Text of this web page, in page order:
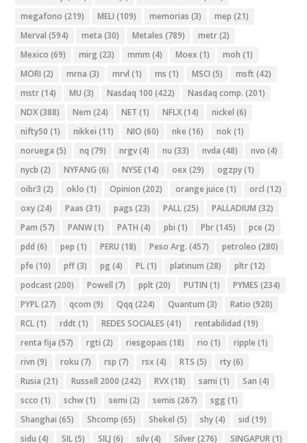
megafono (219) MELI (109) memorias (3) mep (21)
Merval (594) meta (30) Metales (789) metr(2)
Mexico (69) mirg (23) mmm (4) Moex (1) moh (1)
MORI (2) mrna (3) mrvl (1) ms (1) MSCI (5) msft (42)
mstr(14) MU (3) Nasdaq 100 (422) Nasdaq comp. (201)
NDX(388) Nem (24) NET (1) NFLX(14) nickel (6)
nifty50 (1) nikkei (11) NIO (60) nke (16) nok(1)
noruega (5) nq (79) nrgv(4) nu (33) nvda (48) nvo (4)
nycb (2) NYFANG (6) NYSE(14) oex (29) ogzpy(1)
oibr3 (2) oklo (1) Opinion (202) orange juice (1) orcl (12)
oxy(24) Paas (31) pags (23) PALL(25) PALLADIUM (32)
Pam (57) PANW(1) PATH (4) pbi (1) Pbr(145) pce (2)
pdd (6) pep (1) PERU (18) Peso Arg. (457) petroleo (280)
pfe (10) pff(3) pg (4) PL(1) platinum (28) pltr(12)
podcast (200) Powell (7) pplt (20) PUTIN (1) PYMES (234)
PYPL(27) qcom (9) Qqq (224) Quantum (3) Ratio (920)
RCL(1) rddt (1) REDES SOCIALES (41) rentabilidad (19)
renta fija (57) rgti (2) riesgopais (18) rio (1) ripple (1)
rivn (9) roku (7) rsp (7) rsx (4) RTS (5) rty(6)
Rusia (21) Russell 2000 (242) RVX(18) sami (1) San (4)
scco (1) schw(1) semi (2) semis (267) sgg (1)
Shanghai (65) Shcomp (65) Shekel (5) shy(4) sid (19)
sidu (4) SIL(5) SILJ (6) silv(4) Silver(276) SINGAPUR(1)